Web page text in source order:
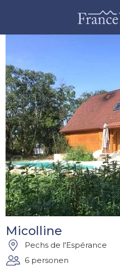
Micolline
Pechs de l'Espérance
6 personen